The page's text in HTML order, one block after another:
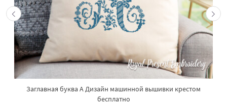
Заглавная буква А Дизайн машинной вышивки крестом
бесплатно